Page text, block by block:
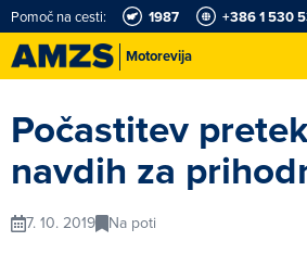
Motorevija
Pomoč na cesti: 1987 +386 1 530
Počastitev
navdih za
7. 10. 2019 Na poti